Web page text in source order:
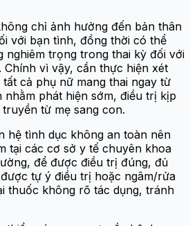
chỉ ảnh hưởng đến bản thân
với bạn tình, đồng thời có thể
nghiêm trọng trong thai kỳ đối với
Chính vì vậy, cần thực hiện xét
tất cả phụ nữ mang thai ngay từ
nhằm phát hiện sớm, điều trị kịp
từ mẹ sang con.
hệ tình dục không an toàn nên
tại các cơ sở y tế chuyên khoa
để được điều trị đúng, đủ
tự ý điều trị hoặc ngâm/rửa
thuốc không rõ tác dụng, tránh